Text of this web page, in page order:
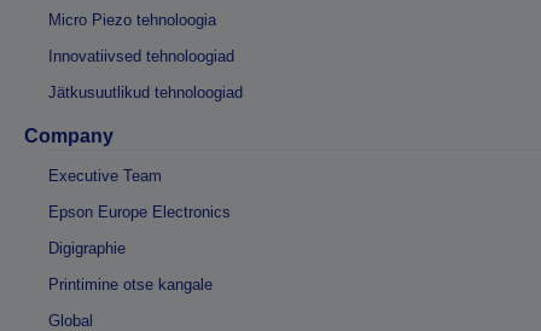
Micro Piezo tehnoloogia
Innovatiivsed tehnoloogiad
Jätkusuutlikud tehnoloogiad
Company
Executive Team
Epson Europe Electronics
Digigraphie
Printimine otse kangale
Global